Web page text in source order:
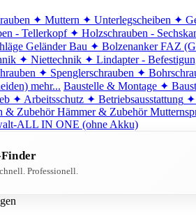
✦ Muttern ✦ Unterlegscheiben ✦
- Tellerkopf ✦ Holzschrauben -
Geländer Bau ✦ Bolzenanker FAZ
✦ Niettechnik ✦ Lindapter -
✦ Spenglerschrauben ✦
mehr... Baustelle & Montage ✦
✦ Arbeitsschutz ✦ Betriebsausstattung ✦
& Zubehör Hämmer & Zubehör
ALL IN ONE (ohne Akku)
Professionell.